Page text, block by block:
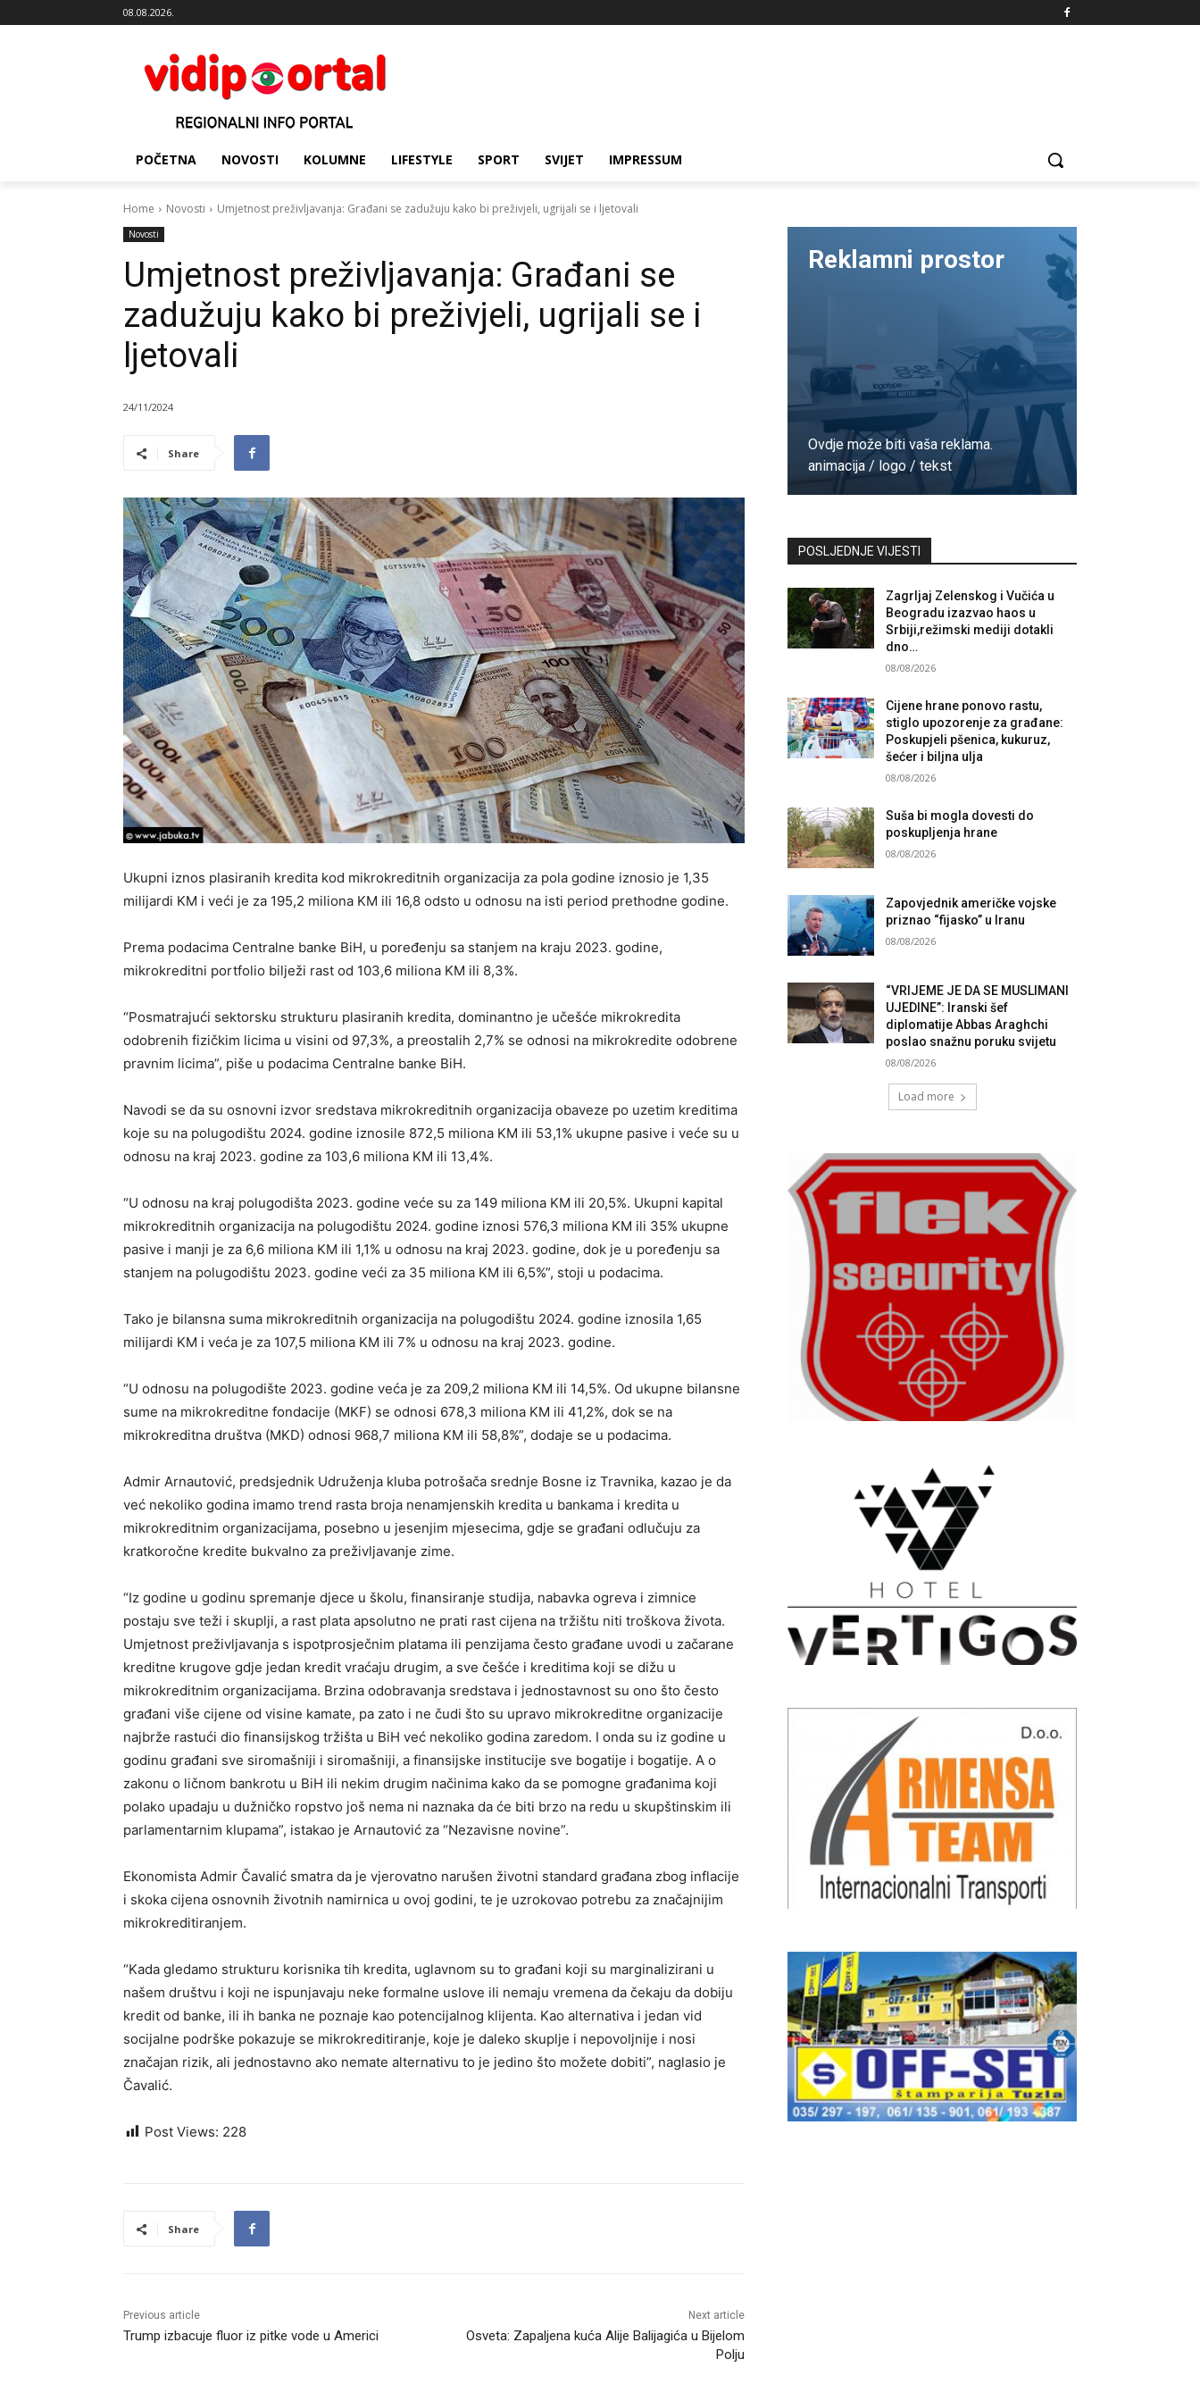
08.08.2026.
POČETNA NOVOSTI KOLUMNE LIFESTYLE SPORT SVIJET IMPRESSUM
Home Novosti Umjetnost preživljavanja: Građani se zadužuju kako bi preživjeli, ugrijali se i ljetovali
Novosti
Umjetnost preživljavanja: Građani se
zadužuju kako bi preživjeli, ugrijali se i
ljetovali
24/11/2024
Share
Ukupni iznos plasiranih kredita kod mikrokreditnih organizacija za pola godine iznosio je 1,35
milijardi KM i veći je za 195,2 miliona KM ili 16,8 odsto u odnosu na isti period prethodne godine.
Prema podacima Centralne banke BiH, u poređenju sa stanjem na kraju 2023. godine,
mikrokreditni portfolio bilježi rast od 103,6 miliona KM ili 8,3%.
“Posmatrajući sektorsku strukturu plasiranih kredita, dominantno je učešće mikrokredita
odobrenih fizičkim licima u visini od 97,3%, a preostalih 2,7% se odnosi na mikrokredite odobrene
pravnim licima”, piše u podacima Centralne banke BiH.
Navodi se da su osnovni izvor sredstava mikrokreditnih organizacija obaveze po uzetim kreditima
koje su na polugodištu 2024. godine iznosile 872,5 miliona KM ili 53,1% ukupne pasive i veće su u
odnosu na kraj 2023. godine za 103,6 miliona KM ili 13,4%.
“U odnosu na kraj polugodišta 2023. godine veće su za 149 miliona KM ili 20,5%. Ukupni kapital
mikrokreditnih organizacija na polugodištu 2024. godine iznosi 576,3 miliona KM ili 35% ukupne
pasive i manji je za 6,6 miliona KM ili 1,1% u odnosu na kraj 2023. godine, dok je u poređenju sa
stanjem na polugodištu 2023. godine veći za 35 miliona KM ili 6,5%”, stoji u podacima.
Tako je bilansna suma mikrokreditnih organizacija na polugodištu 2024. godine iznosila 1,65
milijardi KM i veća je za 107,5 miliona KM ili 7% u odnosu na kraj 2023. godine.
“U odnosu na polugodište 2023. godine veća je za 209,2 miliona KM ili 14,5%. Od ukupne bilansne
sume na mikrokreditne fondacije (MKF) se odnosi 678,3 miliona KM ili 41,2%, dok se na
mikrokreditna društva (MKD) odnosi 968,7 miliona KM ili 58,8%”, dodaje se u podacima.
Admir Arnautović, predsjednik Udruženja kluba potrošača srednje Bosne iz Travnika, kazao je da
već nekoliko godina imamo trend rasta broja nenamjenskih kredita u bankama i kredita u
mikrokreditnim organizacijama, posebno u jesenjim mjesecima, gdje se građani odlučuju za
kratkoročne kredite bukvalno za preživljavanje zime.
“Iz godine u godinu spremanje djece u školu, finansiranje studija, nabavka ogreva i zimnice
postaju sve teži i skuplji, a rast plata apsolutno ne prati rast cijena na tržištu niti troškova života.
Umjetnost preživljavanja s ispotprosječnim platama ili penzijama često građane uvodi u začarane
kreditne krugove gdje jedan kredit vraćaju drugim, a sve češće i kreditima koji se dižu u
mikrokreditnim organizacijama. Brzina odobravanja sredstava i jednostavnost su ono što često
građani više cijene od visine kamate, pa zato i ne čudi što su upravo mikrokreditne organizacije
najbrže rastući dio finansijskog tržišta u BiH već nekoliko godina zaredom. I onda su iz godine u
godinu građani sve siromašniji i siromašniji, a finansijske institucije sve bogatije i bogatije. A o
zakonu o ličnom bankrotu u BiH ili nekim drugim načinima kako da se pomogne građanima koji
polako upadaju u dužničko ropstvo još nema ni naznaka da će biti brzo na redu u skupštinskim ili
parlamentarnim klupama”, istakao je Arnautović za “Nezavisne novine”.
Ekonomista Admir Čavalić smatra da je vjerovatno narušen životni standard građana zbog inflacije
i skoka cijena osnovnih životnih namirnica u ovoj godini, te je uzrokovao potrebu za značajnijim
mikrokreditiranjem.
“Kada gledamo strukturu korisnika tih kredita, uglavnom su to građani koji su marginalizirani u
našem društvu i koji ne ispunjavaju neke formalne uslove ili nemaju vremena da čekaju da dobiju
kredit od banke, ili ih banka ne poznaje kao potencijalnog klijenta. Kao alternativa i jedan vid
socijalne podrške pokazuje se mikrokreditiranje, koje je daleko skuplje i nepovoljnije i nosi
značajan rizik, ali jednostavno ako nemate alternativu to je jedino što možete dobiti”, naglasio je
Čavalić.
Post Views: 228
Share
Previous article
Trump izbacuje fluor iz pitke vode u Americi
Next article
Osveta: Zapaljena kuća Alije Balijagića u Bijelom
Polju
Reklamni prostor
Ovdje može biti vaša reklama.
animacija / logo / tekst
POSLJEDNJE VIJESTI
Zagrljaj Zelenskog i Vučića u
Beogradu izazvao haos u
Srbiji,režimski mediji dotakli
dno…
08/08/2026
Cijene hrane ponovo rastu,
stiglo upozorenje za građane:
Poskupjeli pšenica, kukuruz,
šećer i biljna ulja
08/08/2026
Suša bi mogla dovesti do
poskupljenja hrane
08/08/2026
Zapovjednik američke vojske
priznao “fijasko” u Iranu
08/08/2026
“VRIJEME JE DA SE MUSLIMANI
UJEDINE”: Iranski šef
diplomatije Abbas Araghchi
poslao snažnu poruku svijetu
08/08/2026
Load more